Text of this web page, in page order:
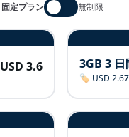
固定プラン 無制限
USD 3.6 3GB 3 日
🏷️ USD